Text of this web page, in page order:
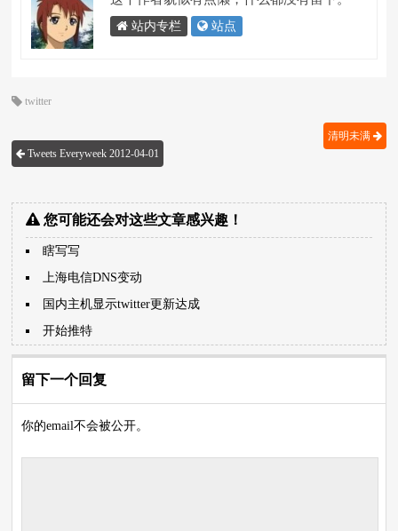
站内专栏 站点
twitter
Tweets Everyweek 2012-04-01
清明未满
您可能还会对这些文章感兴趣！
瞎写写
上海电信DNS变动
国内主机显示twitter更新达成
开始推特
留下一个回复
你的email不会被公开。